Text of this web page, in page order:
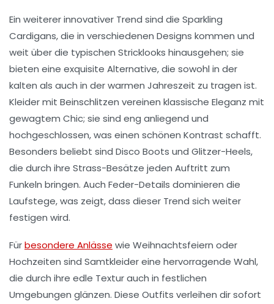
Ein weiterer innovativer Trend sind die Sparkling
Cardigans, die in verschiedenen Designs kommen und
weit über die typischen Stricklooks hinausgehen; sie
bieten eine exquisite Alternative, die sowohl in der
kalten als auch in der warmen Jahreszeit zu tragen ist.
Kleider mit Beinschlitzen vereinen klassische Eleganz mit
gewagtem Chic; sie sind eng anliegend und
hochgeschlossen, was einen schönen Kontrast schafft.
Besonders beliebt sind Disco Boots und Glitzer-Heels,
die durch ihre Strass-Besätze jeden Auftritt zum
Funkeln bringen. Auch Feder-Details dominieren die
Laufstege, was zeigt, dass dieser Trend sich weiter
festigen wird.
Fürbesondere Anlässe wie Weihnachtsfeiern oder
Hochzeiten sind Samtkleidereine hervorragende Wahl,
die durch ihre edle Textur auch in festlichen
Umgebungen glänzen. Diese Outfits verleihen dir sofort